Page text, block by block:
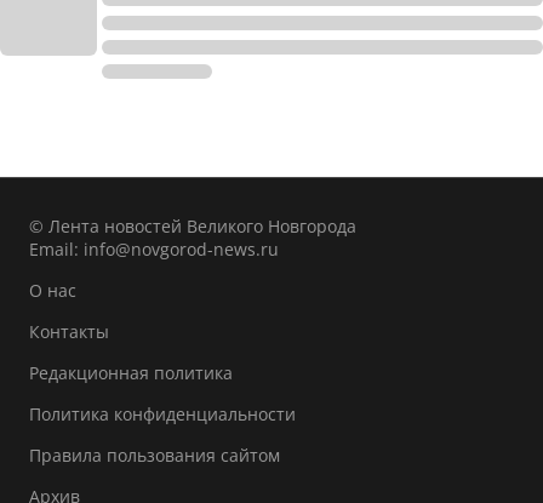
© Лента новостей Великого Новгорода
Email: info@novgorod-news.ru
О нас
Контакты
Редакционная политика
Политика конфиденциальности
Правила пользования сайтом
Архив